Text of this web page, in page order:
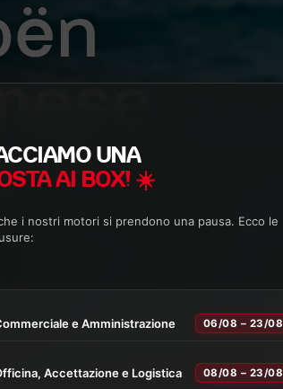
al
conoptional
UNA
AI BOX! ☀️
i nostri motori si prendono una pausa. Ecco le
e Amministrazione 06/08 – 23/08
Accettazione e Logistica 08/08 – 23/08